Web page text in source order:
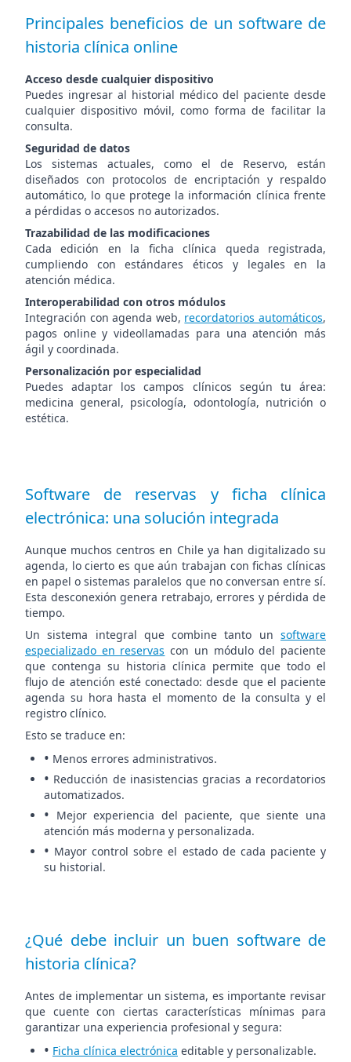
Principales beneficios de un software de
historia clínica online
Acceso desde cualquier dispositivo
Puedes ingresar al historial médico del paciente desde
cualquier dispositivo móvil, como forma de facilitar la
consulta.
Seguridad de datos
Los sistemas actuales, como el de Reservo, están
diseñados con protocolos de encriptación y respaldo
automático, lo que protege la información clínica frente
a pérdidas o accesos no autorizados.
Trazabilidad de las modificaciones
Cada edición en la ficha clínica queda registrada,
cumpliendo con estándares éticos y legales en la
atención médica.
Interoperabilidad con otros módulos
Integración con agenda web, recordatorios automáticos,
pagos online y videollamadas para una atención más
ágil y coordinada.
Personalización por especialidad
Puedes adaptar los campos clínicos según tu área:
medicina general, psicología, odontología, nutrición o
estética.
Software de reservas y ficha clínica
electrónica: una solución integrada
Aunque muchos centros en Chile ya han digitalizado su
agenda, lo cierto es que aún trabajan con fichas clínicas
en papel o sistemas paralelos que no conversan entre sí.
Esta desconexión genera retrabajo, errores y pérdida de
tiempo.
Un sistema integral que combine tanto un software
especializado en reservas con un módulo del paciente
que contenga su historia clínica permite que todo el
flujo de atención esté conectado: desde que el paciente
agenda su hora hasta el momento de la consulta y el
registro clínico.
Esto se traduce en:
• Menos errores administrativos.
• Reducción de inasistencias gracias a recordatorios
automatizados.
• Mejor experiencia del paciente, que siente una
atención más moderna y personalizada.
• Mayor control sobre el estado de cada paciente y
su historial.
¿Qué debe incluir un buen software de
historia clínica?
Antes de implementar un sistema, es importante revisar
que cuente con ciertas características mínimas para
garantizar una experiencia profesional y segura:
• Ficha clínica electrónica editable y personalizable.